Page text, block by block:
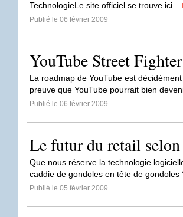
TechnologieLe site officiel se trouve ici...
Publié le 06 février 2009
YouTube Street Fighter
La roadmap de YouTube est
preuve que YouTube pourrait bien
Publié le 06 février 2009
Le futur du retail
Que nous réserve la technologie
caddie de gondoles en tête de gondoles
Publié le 05 février 2009